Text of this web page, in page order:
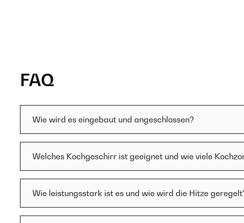
FAQ
Wie wird es eingebaut und angeschlossen?
Welches Kochgeschirr ist geeignet und wie viele
Wie leistungsstark ist es und wie wird die Hitze